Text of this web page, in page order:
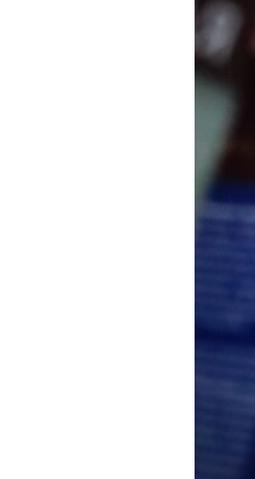
УКРАЇНСЬКА ПРОБЛЕМА КРИМУ